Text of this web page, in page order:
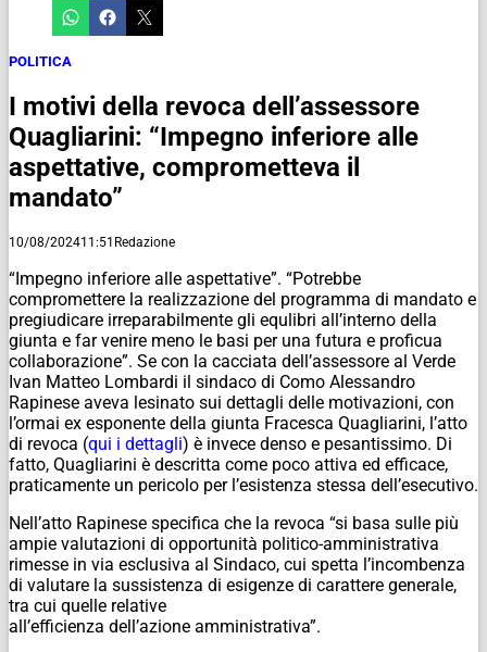
POLITICA
I motivi della revoca dell’assessore
Quagliarini: “Impegno inferiore alle
aspettative, comprometteva il
mandato”
10/08/202411:51 Redazione
“Impegno inferiore alle aspettative”. “Potrebbe
compromettere la realizzazione del programma di mandato e
pregiudicare irreparabilmente gli equlibri all’interno della
giunta e far venire meno le basi per una futura e proficua
collaborazione”. Se con la cacciata dell’assessore al Verde
Ivan Matteo Lombardi il sindaco di Como Alessandro
Rapinese aveva lesinato sui dettagli delle motivazioni, con
l’ormai ex esponente della giunta Fracesca Quagliarini, l’atto
di revoca (qui i dettagli) è invece denso e pesantissimo. Di
fatto, Quagliarini è descritta come poco attiva ed efficace,
praticamente un pericolo per l’esistenza stessa dell’esecutivo.
Nell’atto Rapinese specifica che la revoca “si basa sulle più
ampie valutazioni di opportunità politico-amministrativa
rimesse in via esclusiva al Sindaco, cui spetta l’incombenza
di valutare la sussistenza di esigenze di carattere generale,
tra cui quelle relative
all’efficienza dell’azione amministrativa”.